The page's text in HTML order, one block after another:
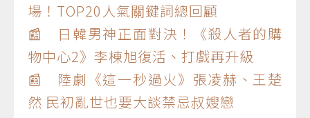
場！TOP20人氣關鍵詞總回顧
📰 日韓男神正面對決！《殺人者的購
物中心2》李棟旭復活、打戲再升級
📰 陸劇《這一秒過火》張凌赫、王楚
然 民初亂世也要大談禁忌叔嫂戀